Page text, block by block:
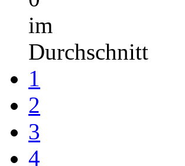
im
Durchschnitt
1
2
3
4